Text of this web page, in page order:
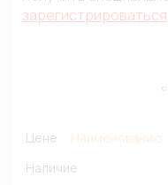
зарегистрироваться
Цене Наименованию
Наличие